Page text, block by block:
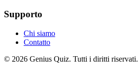
Supporto
Chi siamo
Contatto
© 2026 Genius Quiz. Tutti i diritti riservati.